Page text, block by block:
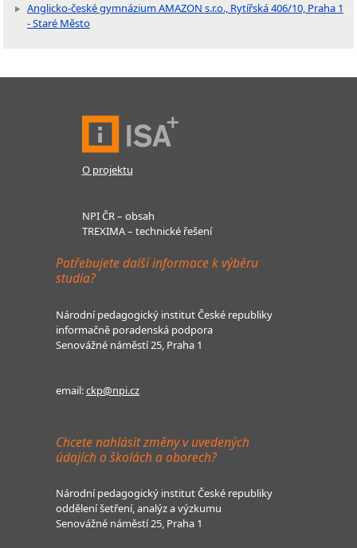
Anglicko-české gymnázium AMAZON s.r.o., Rytířská 406/10, Praha 1
- Staré Město
O projektu
NPI ČR – obsah
TREXIMA – technické řešení
Potřebujete další informace k výběru
studia?
Národní pedagogický institut České republiky
informačně poradenská podpora
Senovážné náměstí 25, Praha 1
email:ckp@npi.cz
Chcete nahlásit změny v uvedených
údajích o školách a oborech?
Národní pedagogický institut České republiky
oddělení šetření, analýz a výzkumu
Senovážné náměstí 25, Praha 1